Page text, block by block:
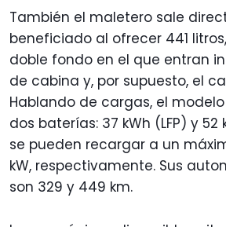
También el maletero sale
beneficiado al ofrecer 441
doble fondo en el que entran
de cabina y, por supuesto, el
Hablando de cargas, el
dos baterías: 37 kWh (LFP) y 52
se pueden recargar a un
kW, respectivamente. Sus
son 329 y 449 km.